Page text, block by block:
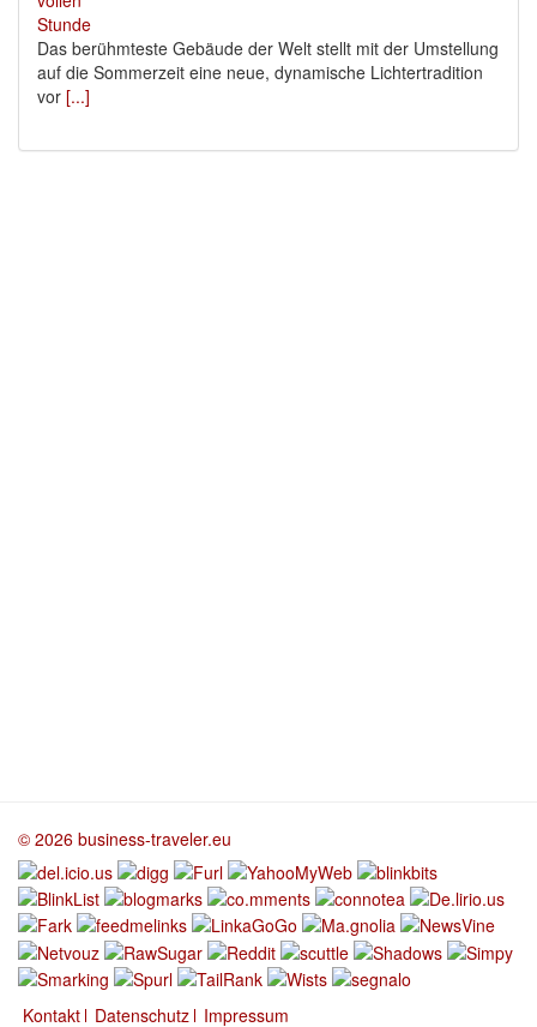
Das berühmteste Gebäude der Welt stellt mit der Umstellung
auf die Sommerzeit eine neue, dynamische Lichtertradition
vor [...]
© 2026 business-traveler.eu
Kontakt Datenschutz Impressum